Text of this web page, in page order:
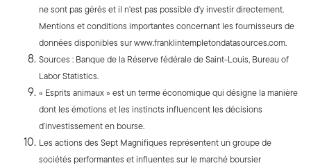
ne sont pas gérés et il n'est pas possible d'y investir directement.
Mentions et conditions importantes concernant les fournisseurs de
données disponibles sur www.franklintempletondatasources.com.
Sources : Banque de la Réserve fédérale de Saint-Louis, Bureau of
Labor Statistics.
« Esprits animaux » est un terme économique qui désigne la manière
dont les émotions et les instincts influencent les décisions
d’investissement en bourse.
Les actions des Sept Magnifiques représentent un groupe de
sociétés performantes et influentes sur le marché boursier